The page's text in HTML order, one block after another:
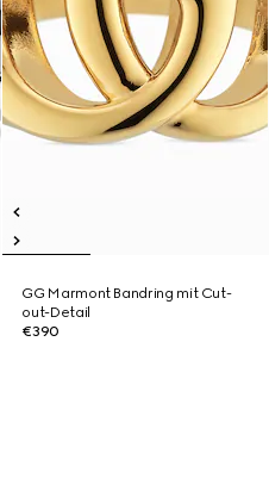
GG Marmont Bandring mit Cut-
out-Detail
€390